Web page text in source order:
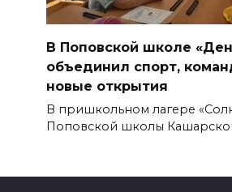
В Поповской школе
объединил спорт,
новые открытия
В пришкольном лагере
Поповской школы